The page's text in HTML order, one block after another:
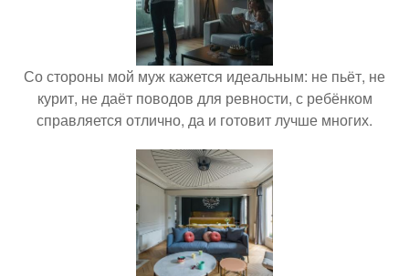
Со стороны мой муж кажется идеальным: не пьёт, не
курит, не даёт поводов для ревности, с ребёнком
справляется отлично, да и готовит лучше многих.